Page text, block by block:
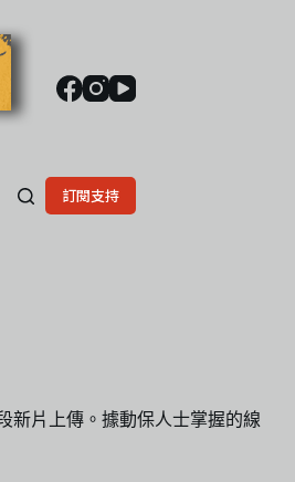
訂閱支持
新片上傳。據動保人士掌握的線